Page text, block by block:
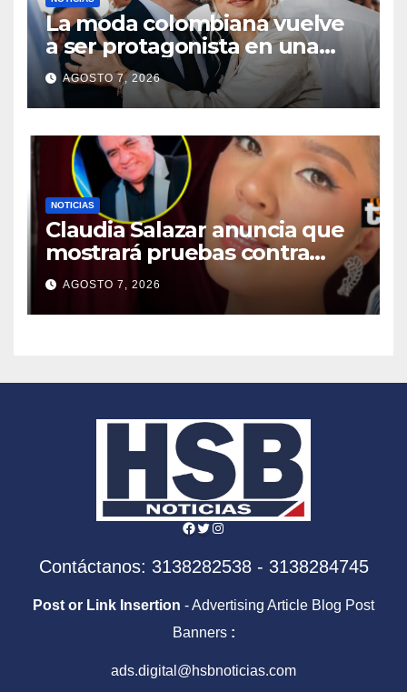
La moda colombiana vuelve
a ser protagonista en una
posesión presidencial
AGOSTO 7, 2026
NOTICIAS
Claudia Salazar anuncia que
mostrará pruebas contra
dueño de La Bella Luz tras
negar conocer presunto
acoso
AGOSTO 7, 2026
Facebook
Twitter
Instagram
Contáctanos: 3138282538 - 3138284745
Post or Link Insertion - Advertising Article Blog Post
Banners :
ads.digital@hsbnoticias.com